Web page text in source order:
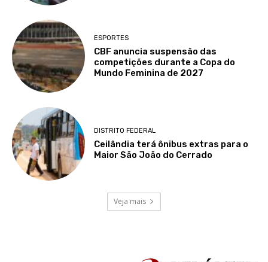
ESPORTES
CBF anuncia suspensão das
competições durante a Copa do
Mundo Feminina de 2027
DISTRITO FEDERAL
Ceilândia terá ônibus extras para o
Maior São João do Cerrado
Veja mais